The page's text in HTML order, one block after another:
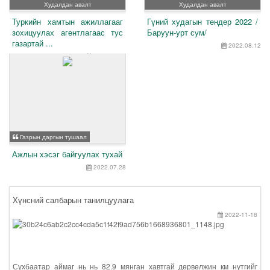
Худалдан авалт
Туркийн хамтын ажиллагааг
зохицуулах агентлагаас тус
газартай ...
2022.08.15
Худалдан авалт
Гүний худагын тендер 2022 /
Баруун-урт сум/
2022.08.12
Газрын даргын тушаал
Ажлын хэсэг байгуулах тухай
2022.07.28
Хүнсний салбарын танилцуулага
2022-11-18
Сүхбаатар аймаг нь нь 82.9 мянган хавтгай дөрвөлжин км нутгийг